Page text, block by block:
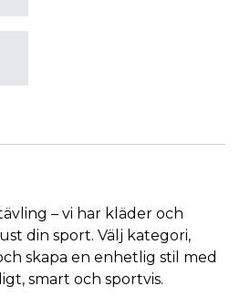
– vi har kläder och
din sport. Välj kategori,
skapa en enhetlig stil med
smart och sportvis.